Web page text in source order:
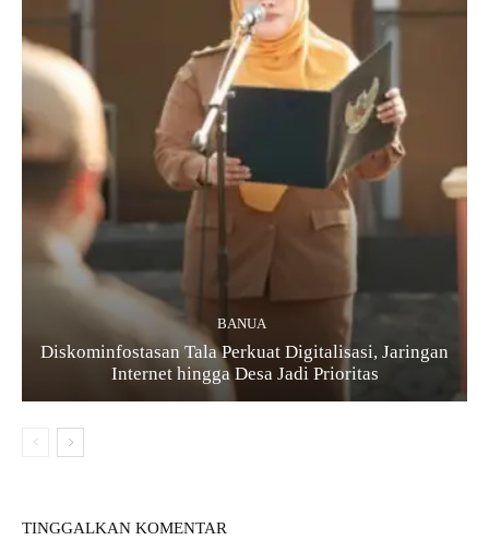
BANUA
Diskominfostasan Tala Perkuat Digitalisasi, Jaringan
Internet hingga Desa Jadi Prioritas
TINGGALKAN KOMENTAR